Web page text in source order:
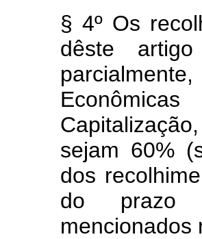
§ 4º Os
dêste
sejam 60%
dos
do prazo
mencionados